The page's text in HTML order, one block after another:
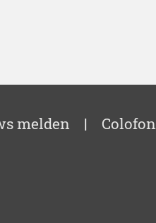
melden | Colofon